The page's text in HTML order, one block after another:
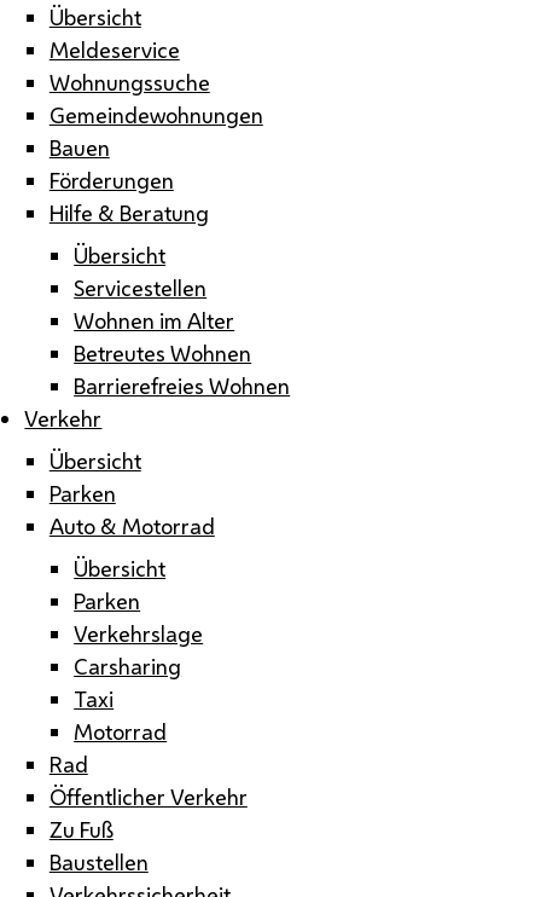
Übersicht
Meldeservice
Wohnungssuche
Gemeindewohnungen
Bauen
Förderungen
Hilfe & Beratung
Übersicht
Servicestellen
Wohnen im Alter
Betreutes Wohnen
Barrierefreies Wohnen
Verkehr
Übersicht
Parken
Auto & Motorrad
Übersicht
Parken
Verkehrslage
Carsharing
Taxi
Motorrad
Rad
Öffentlicher Verkehr
Zu Fuß
Baustellen